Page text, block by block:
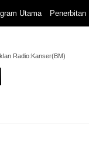
Utama Penerbitan
Radio:Kanser(BM)